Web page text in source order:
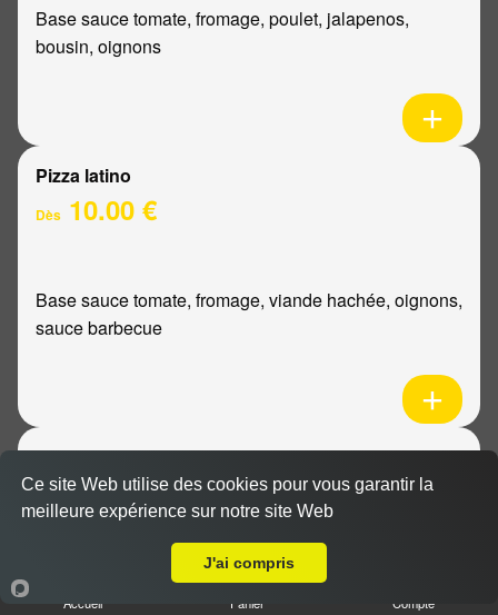
Base sauce tomate, fromage, poulet, jalapenos,
bousin, oignons
Pizza latino
Dès 10.00 €
Base sauce tomate, fromage, viande hachée, oignons,
sauce barbecue
Pizza mexicaine
Dès10.00 €
Base sauce tomate, fromage, poulet, pommes de
terre, ananas, sauce barbecue
Accueil Panier Compte
Ce site Web utilise des cookies pour vous garantir la
meilleure expérience sur notre site Web
J'ai compris